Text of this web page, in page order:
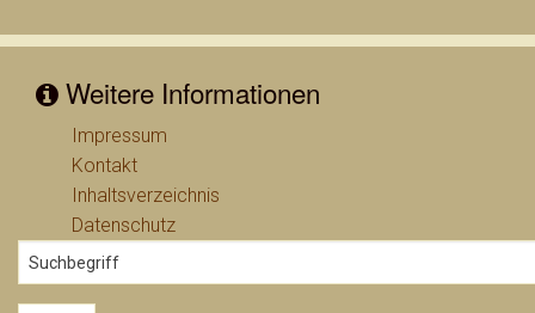
Weitere Informationen
Impressum
Kontakt
Inhaltsverzeichnis
Datenschutz